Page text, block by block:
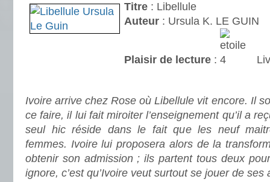
Titre : Libellule
Auteur : Ursula K. LE GUIN
Plaisir de lecture :
Ivoire arrive chez Rose où Libellule vit encore. Il
ce faire, il lui fait miroiter l’enseignement qu’il a
seul hic réside dans le fait que les neuf
femmes. Ivoire lui proposera alors de la
obtenir son admission ; ils partent tous deux
ignore, c’est qu’Ivoire veut surtout se jouer de